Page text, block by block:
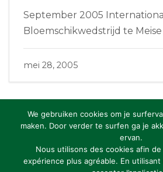
September 2005
Bloemschikwedstrijd te Meise
mei 28, 2005
Copyright: RBFAS vzw
Privacy Statement
We gebruiken cookies om je
maken. Door verder te surfen ga je
ervan.
Nous utilisons des cookies afin
expérience plus agréable. En